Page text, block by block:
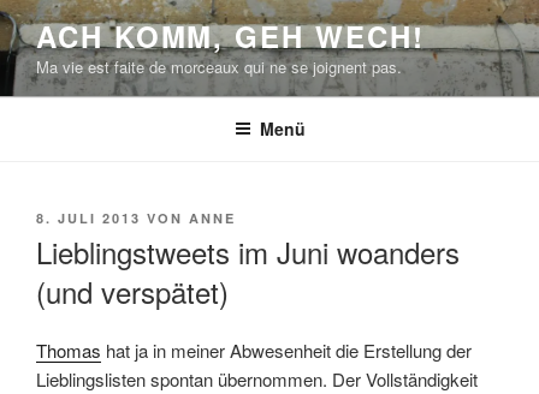
Zum
Inhalt
springen
ACH KOMM, GEH WECH!
Ma vie est faite de morceaux qui ne se joignent pas.
Menü
VERÖFFENTLICHT
8. JULI 2013 VON ANNE
Lieblingstweets im Juni woanders
(und verspätet)
Thomas hat ja in meiner Abwesenheit die Erstellung der
Lieblingslisten spontan übernommen. Der Vollständigkeit